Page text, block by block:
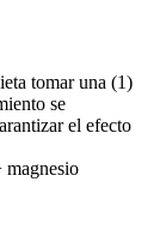
tomar una (1)
se
el efecto
magnesio